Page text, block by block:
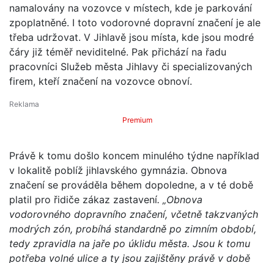
namalovány na vozovce v místech, kde je parkování
zpoplatněné. I toto vodorovné dopravní značení je ale
třeba udržovat. V Jihlavě jsou místa, kde jsou modré
čáry již téměř neviditelné. Pak přichází na řadu
pracovníci Služeb města Jihlavy či specializovaných
firem, kteří značení na vozovce obnoví.
Premium
Právě k tomu došlo koncem minulého týdne například
v lokalitě poblíž jihlavského gymnázia. Obnova
značení se prováděla během dopoledne, a v té době
platil pro řidiče zákaz zastavení. „Obnova
vodorovného dopravního značení, včetně takzvaných
modrých zón, probíhá standardně po zimním období,
tedy zpravidla na jaře po úklidu města. Jsou k tomu
potřeba volné ulice a ty jsou zajištěny právě v době